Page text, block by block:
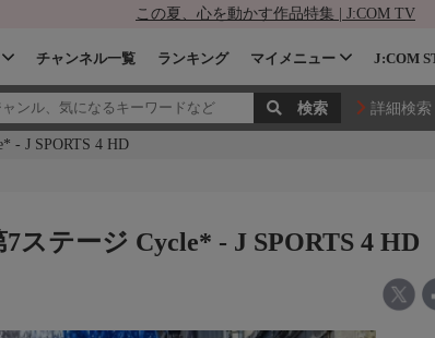
この夏、心を動かす作品特集 | J:COM TV
チャンネル一覧 ランキング マイメニュー J:COM
詳細検索
- J SPORTS 4 HD
ステージ Cycle* - J SPORTS 4 HD